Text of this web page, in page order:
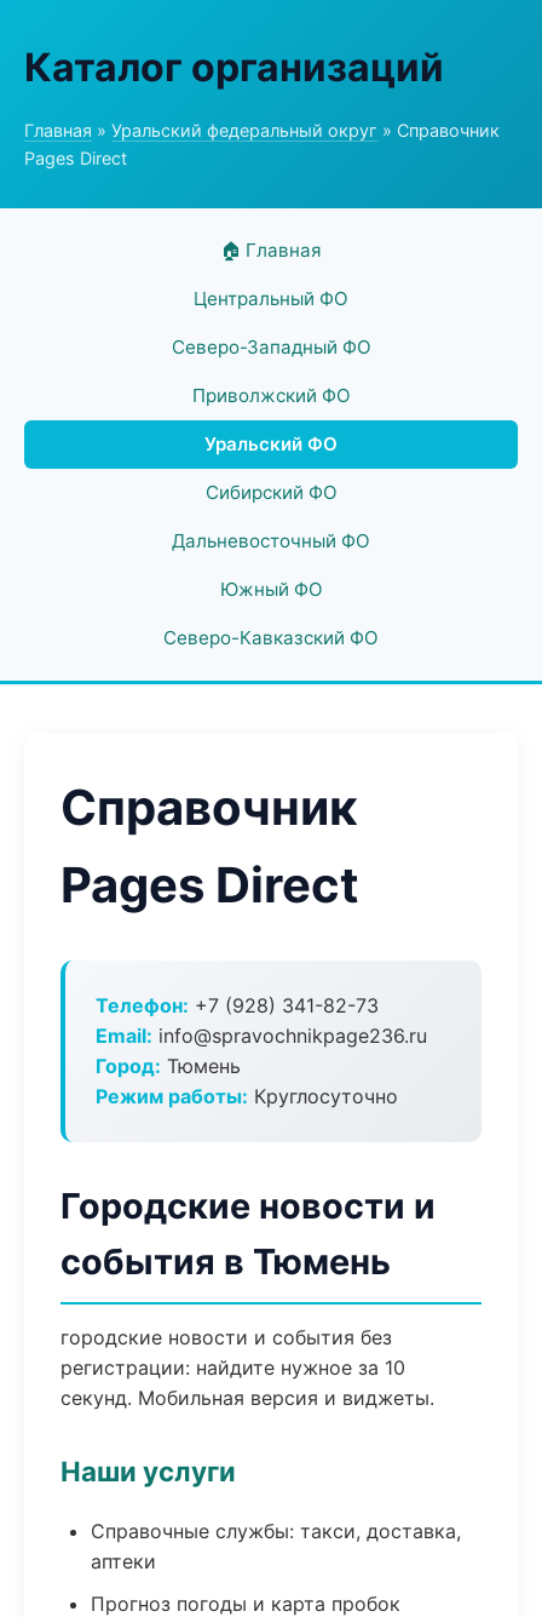
Каталог организаций
Главная » Уральский федеральный округ » Справочник
Pages Direct
🏠 Главная
Центральный ФО
Северо-Западный ФО
Приволжский ФО
Уральский ФО
Сибирский ФО
Дальневосточный ФО
Южный ФО
Северо-Кавказский ФО
Справочник
Pages Direct
Телефон: +7 (928) 341-82-73
Email: info@spravochnikpage236.ru
Город: Тюмень
Режим работы: Круглосуточно
Городские новости и
события в Тюмень
городские новости и события без
регистрации: найдите нужное за 10
секунд. Мобильная версия и виджеты.
Наши услуги
Справочные службы: такси, доставка,
аптеки
Прогноз погоды и карта пробок